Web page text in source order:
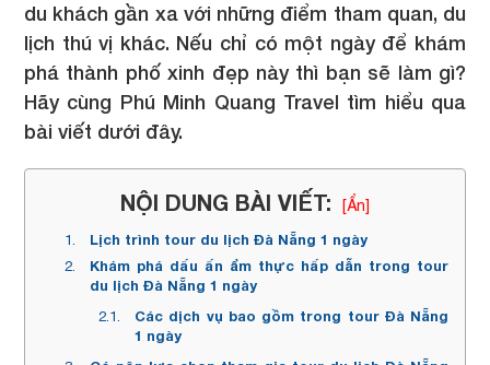
du khách gần xa với những điểm tham quan, du
lịch thú vị khác. Nếu chỉ có một ngày để khám
phá thành phố xinh đẹp này thì bạn sẽ làm gì?
Hãy cùng Phú Minh Quang Travel tìm hiểu qua
bài viết dưới đây.
NỘI DUNG BÀI VIẾT:
[Ẩn]
Lịch trình tour du lịch Đà Nẵng 1 ngày
Khám phá dấu ấn ẩm thực hấp dẫn trong tour
du lịch Đà Nẵng 1 ngày
Các dịch vụ bao gồm trong tour Đà Nẵng
1 ngày